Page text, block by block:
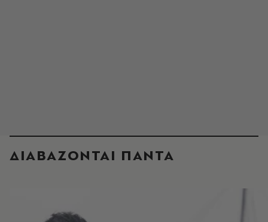
ΔΙΑΒΑΖΟΝΤΑΙ ΠΑΝΤΑ